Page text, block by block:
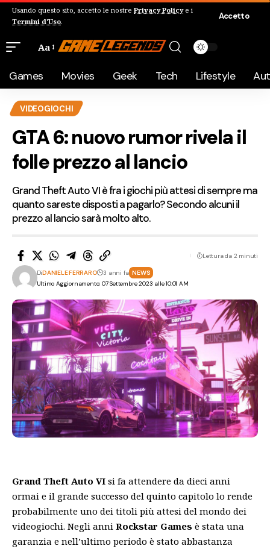
Usando questo sito, accetto le nostre Privacy Policye i
Termini d'Uso.
Accetto
Aa
Games Movies Geek Tech Lifestyle
VIDEOGIOCHI
GTA 6: nuovo rumor rivela il
folle prezzo al lancio
Grand Theft Auto VI è fra i giochi più attesi di sempre ma
quanto sareste disposti a pagarlo? Secondo alcuni il
prezzo al lancio sarà molto alto.
Ultimo Aggiornamento: 07 Settembre 2023 alle 10:01 AM
DiDANIELE FERRARO 3 anni fa NEWS
Lettura da 2 minuti
Grand Theft Auto VI si fa attendere da dieci anni
ormai e il grande successo del quinto capitolo lo rende
probabilmente uno dei titoli più attesi del mondo dei
videogiochi. Negli anni Rockstar Games è stata una
garanzia e nell’ultimo periodo è stato abbastanza